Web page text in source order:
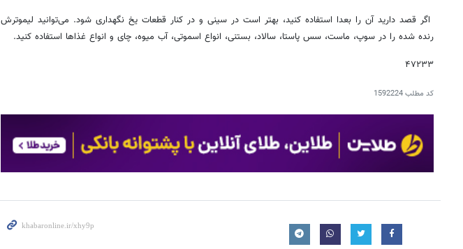
اگر قصد دارید آن را بعدا استفاده کنید، بهتر است در سینی و در کنار قطعات یخ نگهداری شود. می‌توانید لیموترش
رنده شده را در سوپ، ماست، سس پاستا، سالاد، بستنی، انواع اسموتی، آب میوه، چای و انواع غذاها استفاده کنید.
۴۷۲۳۳
کد مطلب1592224